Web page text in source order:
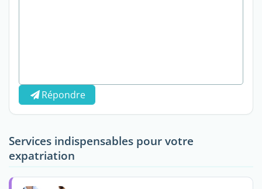
Répondre
Services indispensables pour votre
expatriation